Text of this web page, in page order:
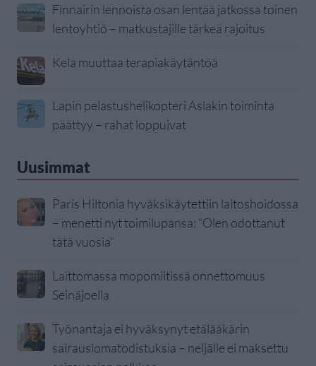
Finnairin lennoista osan lentää jatkossa toinen
lentoyhtiö – matkustajille tärkeä rajoitus
Kela muuttaa terapiakäytäntöä
Lapin pelastushelikopteri Aslakin toiminta
päättyy – rahat loppuivat
Uusimmat
Paris Hiltonia hyväksikäytettiin laitoshoidossa
– menetti nyt toimilupansa: ”Olen odottanut
tätä vuosia”
Laittomassa mopomiitissä onnettomuus
Seinäjoella
Työnantaja ei hyväksynyt etälääkärin
sairauslomatodistuksia – neljälle ei maksettu